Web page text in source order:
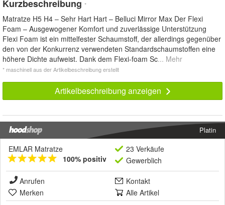
Kurzbeschreibung *
Matratze H5 H4 – Sehr Hart Hart – Belluci Mirror Max Der Flexi
Foam – Ausgewogener Komfort und zuverlässige Unterstützung
Flexi Foam ist ein mittelfester Schaumstoff, der allerdings gegenüber
den von der Konkurrenz verwendeten Standardschaumstoffen eine
höhere Dichte aufweist. Dank dem Flexi-foam Sc... Mehr
* maschinell aus der Artikelbeschreibung erstellt
Artikelbeschreibung anzeigen
Platin
EMLAR Matratze
100% positiv
23 Verkäufe
Gewerblich
Anrufen
Kontakt
Merken
Alle Artikel